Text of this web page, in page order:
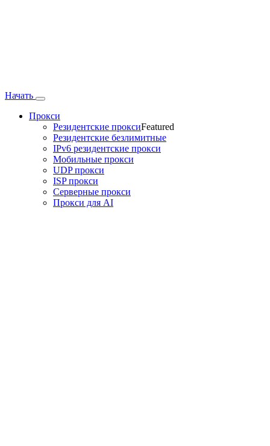
Начать
Прокси
Резидентские проксиFeatured
Резидентские безлимитные
IPv6 резидентские прокси
Мобильные прокси
UDP прокси
ISP прокси
Серверные прокси
Прокси для AI